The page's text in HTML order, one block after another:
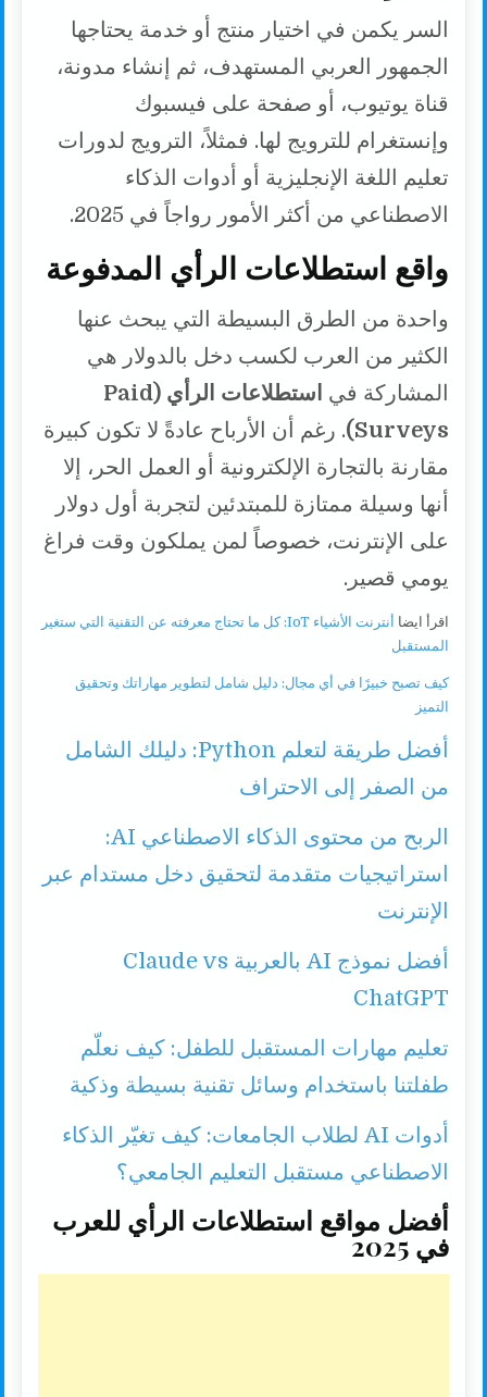
السر يكمن في اختيار منتج أو خدمة يحتاجها
الجمهور العربي المستهدف، ثم إنشاء مدونة،
قناة يوتيوب، أو صفحة على فيسبوك
وإنستغرام للترويج لها. فمثلاً، الترويج لدورات
تعليم اللغة الإنجليزية أو أدوات الذكاء
الاصطناعي من أكثر الأمور رواجاً في 2025.
واقع استطلاعات الرأي المدفوعة
واحدة من الطرق البسيطة التي يبحث عنها
الكثير من العرب لكسب دخل بالدولار هي
المشاركة في
استطلاعات الرأي (Paid
Surveys) . رغم أن الأرباح عادةً لا تكون كبيرة
مقارنة بالتجارة الإلكترونية أو العمل الحر، إلا
أنها وسيلة ممتازة للمبتدئين لتجربة أول دولار
على الإنترنت، خصوصاً لمن يملكون وقت فراغ
يومي قصير.
اقرأ ايضا
أنترنت الأشياء IoT: كل ما تحتاج معرفته عن التقنية التي ستغير
المستقبل
كيف تصبح خبيرًا في أي مجال: دليل شامل لتطوير مهاراتك وتحقيق
التميز
أفضل طريقة لتعلم Python: دليلك الشامل
من الصفر إلى الاحتراف
الربح من محتوى الذكاء الاصطناعي AI:
استراتيجيات متقدمة لتحقيق دخل مستدام عبر
الإنترنت
أفضل نموذج AI بالعربية Claude vs
ChatGPT
تعليم مهارات المستقبل للطفل: كيف نعلّم
طفلتنا باستخدام وسائل تقنية بسيطة وذكية
أدوات AI لطلاب الجامعات: كيف تغيّر الذكاء
الاصطناعي مستقبل التعليم الجامعي؟
أفضل مواقع استطلاعات الرأي للعرب
في 2025